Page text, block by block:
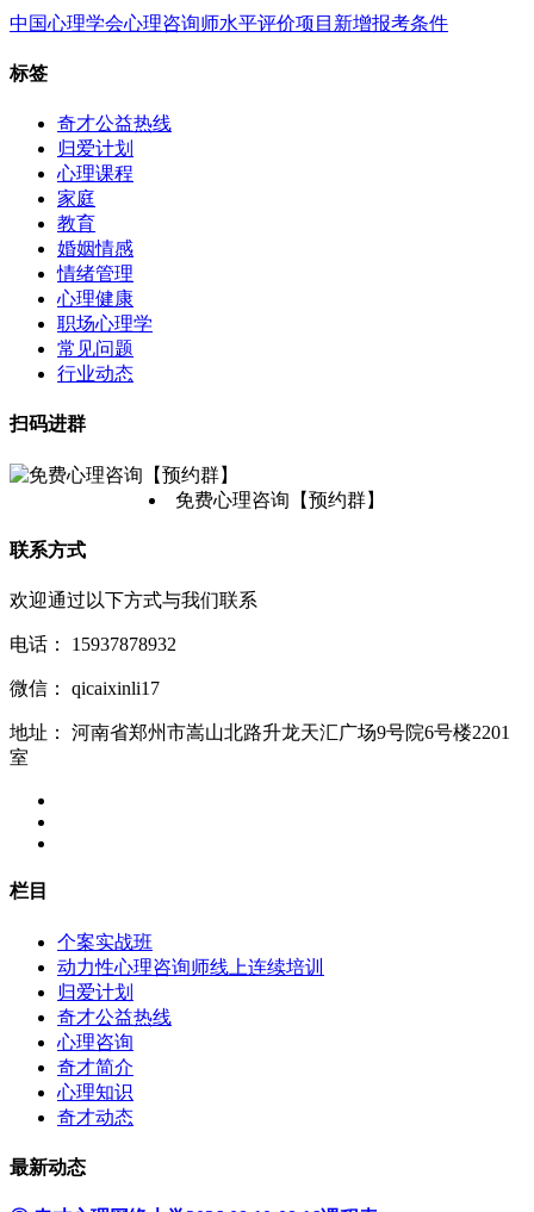
中国心理学会心理咨询师水平评价项目新增报考条件
标签
奇才公益热线
归爱计划
心理课程
家庭
教育
婚姻情感
情绪管理
心理健康
职场心理学
常见问题
行业动态
扫码进群
免费心理咨询【预约群】
联系方式
欢迎通过以下方式与我们联系
电话： 15937878932
微信： qicaixinli17
地址：
河南省郑州市嵩山北路升龙天汇广场9号院6号楼2201
室
栏目
个案实战班
动力性心理咨询师线上连续培训
归爱计划
奇才公益热线
心理咨询
奇才简介
心理知识
奇才动态
最新动态